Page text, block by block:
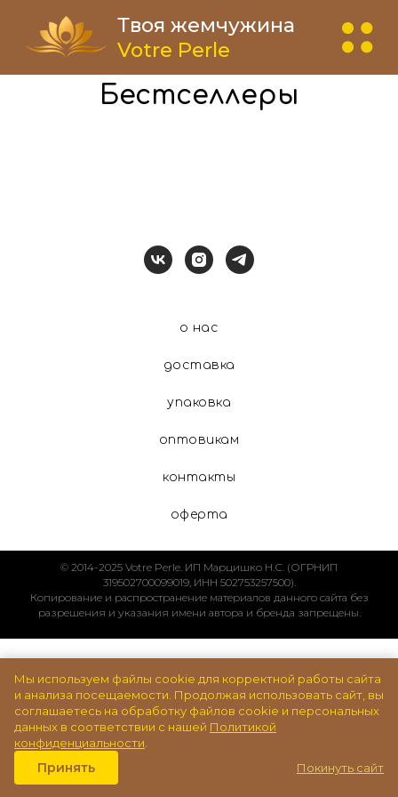
Твоя жемчужина
Votre Perle
Мы используем файлы cookie для корректной работы сайта
и анализа посещаемости. Продолжая использовать сайт, вы
соглашаетесь на обработку файлов cookie и персональных
данных в соответствии с нашей Политикой
конфиденциальности
Принять Покинуть сайт
Бестселлеры
о нас
доставка
упаковка
оптовикам
контакты
оферта
© 2014-2025 Votre Perle. ИП Марцишко Н.С. (ОГРНИП
319502700099019, ИНН 502753257500).
Копирование и распространение материалов данного сайта без
разрешения и указания имени автора и бренда запрещены.